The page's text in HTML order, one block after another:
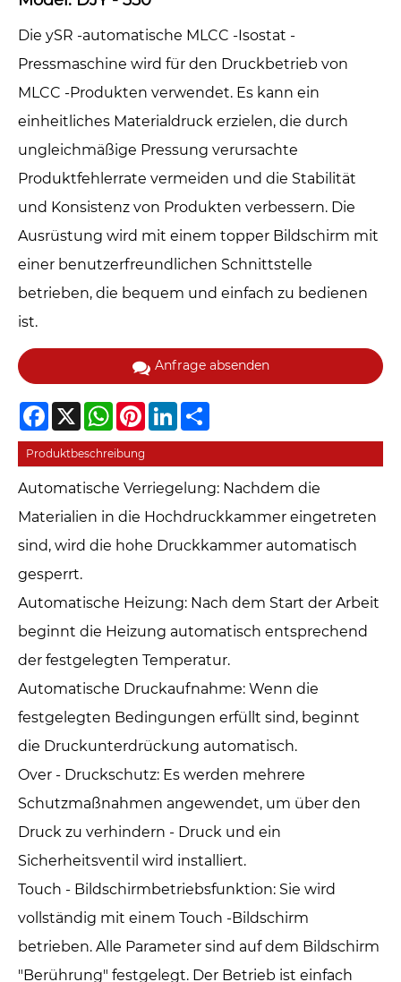
Die ySR -automatische MLCC -Isostat -
Pressmaschine wird für den Druckbetrieb von
MLCC -Produkten verwendet. Es kann ein
einheitliches Materialdruck erzielen, die durch
ungleichmäßige Pressung verursachte
Produktfehlerrate vermeiden und die Stabilität
und Konsistenz von Produkten verbessern. Die
Ausrüstung wird mit einem topper Bildschirm mit
einer benutzerfreundlichen Schnittstelle
betrieben, die bequem und einfach zu bedienen
ist.
Anfrage absenden
Facebook
X WhatsAppPinterestLinkedIn
Produktbeschreibung
Automatische Verriegelung: Nachdem die
Materialien in die Hochdruckkammer eingetreten
sind, wird die hohe Druckkammer automatisch
gesperrt.
Automatische Heizung: Nach dem Start der Arbeit
beginnt die Heizung automatisch entsprechend
der festgelegten Temperatur.
Automatische Druckaufnahme: Wenn die
festgelegten Bedingungen erfüllt sind, beginnt
die Druckunterdrückung automatisch.
Over - Druckschutz: Es werden mehrere
Schutzmaßnahmen angewendet, um über den
Druck zu verhindern - Druck und ein
Sicherheitsventil wird installiert.
Touch - Bildschirmbetriebsfunktion: Sie wird
vollständig mit einem Touch -Bildschirm
betrieben. Alle Parameter sind auf dem Bildschirm
"Berührung" festgelegt. Der Betrieb ist einfach